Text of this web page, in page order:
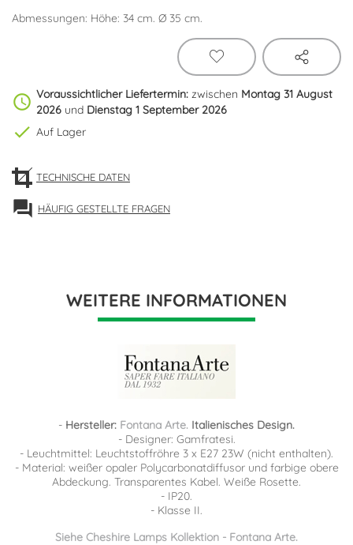
Abmessungen: Höhe: 34 cm. Ø 35 cm.
schedule Voraussichtlicher Liefertermin: zwischen Montag 31 August
2026 und Dienstag 1 September 2026
check Auf Lager
TECHNISCHE DATEN
forum HÄUFIG GESTELLTE FRAGEN
WEITERE INFORMATIONEN
- Hersteller: Fontana Arte. Italienisches Design.
- Designer: Gamfratesi.
- Leuchtmittel: Leuchtstoffröhre 3 x E27 23W (nicht enthalten).
- Material: weißer opaler Polycarbonatdiffusor und farbige obere
Abdeckung. Transparentes Kabel. Weiße Rosette.
- IP20.
- Klasse II.
Siehe Cheshire Lamps Kollektion - Fontana Arte.